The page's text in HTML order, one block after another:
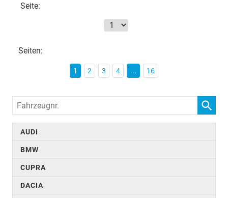
Seite:
Seiten:
1 2 3 4 ... 16
Fahrzeugnr.
AUDI
BMW
CUPRA
DACIA